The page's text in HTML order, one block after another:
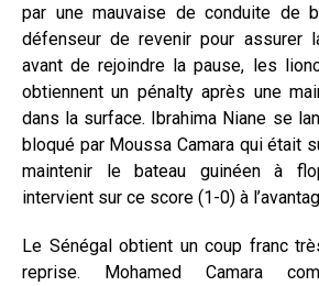
par une mauvaise de conduite de
défenseur de revenir pour assurer
avant de rejoindre la pause, les
obtiennent un pénalty après une
dans la surface. Ibrahima Niane se
bloqué par Moussa Camara qui était
maintenir le bateau guinéen à
intervient sur ce score (1-0) à
Le Sénégal obtient un coup franc
reprise. Mohamed Camara